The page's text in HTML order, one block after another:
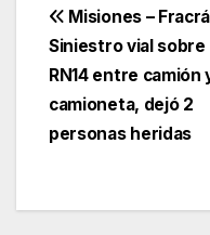
de
entradas
Misiones –
Siniestro vial sobre
RN14 entre camión
camioneta, dejó 2
personas heridas